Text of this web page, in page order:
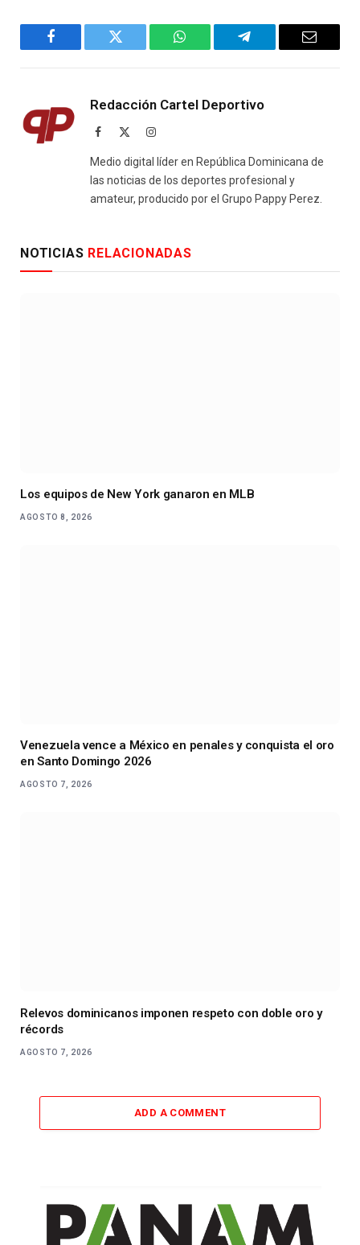
Facebook Twitter WhatsAppTelegram Email
Redacción Cartel Deportivo
Facebook Instagram
Medio digital líder en República Dominicana de
las noticias de los deportes profesional y
amateur, producido por el Grupo Pappy Perez.
NOTICIAS RELACIONADAS
Los equipos de New York ganaron en MLB
AGOSTO 8, 2026
Venezuela vence a México en penales y conquista el oro
en Santo Domingo 2026
AGOSTO 7, 2026
Relevos dominicanos imponen respeto con doble oro y
récords
AGOSTO 7, 2026
ADD A COMMENT